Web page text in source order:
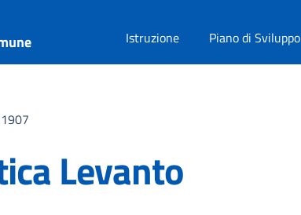
Istruzione Piano di Sviluppo
Levanto